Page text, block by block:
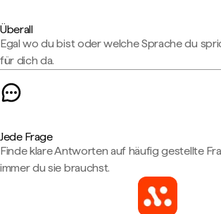
Überall
Egal wo du bist oder welche Sprache du
für dich da.
Jede Frage
Finde klare Antworten auf häufig gestellte
immer du sie brauchst.